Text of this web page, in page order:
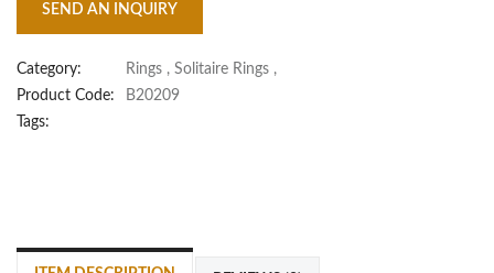
SEND AN INQUIRY
Category: Rings , Solitaire Rings ,
Product Code:
B20209
Tags: